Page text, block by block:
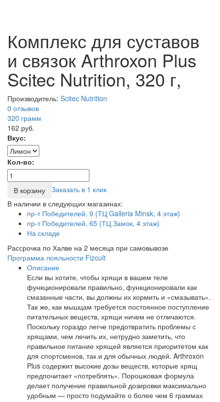
Комплекс для суставов
и связок Arthroxon Plus
Scitec Nutrition, 320 г,
Производитель: Scitec Nutrition
0 отзывов
320 грамм
162 руб.
Вкус:
Кол-во:
В корзину
Заказать в 1 клик
В наличии в следующих магазинах:
пр-т Победителей, 9 (ТЦ Galleria Minsk, 4 этаж)
пр-т Победителей, 65 (ТЦ Замок, 4 этаж)
На складе
Рассрочка по Халве на 2 месяца при самовывозе
Программа лояльности Fizcult
Описание
Если вы хотите, чтобы хрящи в вашем теле
функционировали правильно, функционировали как
смазанные части, вы должны их кормить и «смазывать».
Так же, как мышцам требуется постоянное поступление
питательных веществ, хрящи ничем не отличаются.
Поскольку гораздо легче предотвратить проблемы с
хрящами, чем лечить их, нетрудно заметить, что
правильное питание хрящей является приоритетом как
для спортсменов, так и для обычных людей. Arthroxon
Plus содержит высокие дозы веществ, которые хрящ
предпочитает «потреблять». Порошковая формула
делает получение правильной дозировки максимально
удобным — просто подумайте о более чем 6 граммах